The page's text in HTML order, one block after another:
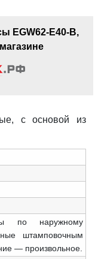
EGW62-E40-B,
с основой из
по наружному
штамповочным
— произвольное.